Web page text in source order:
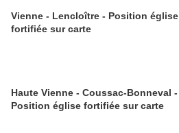
Vienne - Lencloître - Position église
fortifiée sur carte
Haute Vienne - Coussac-Bonneval -
Position église fortifiée sur carte